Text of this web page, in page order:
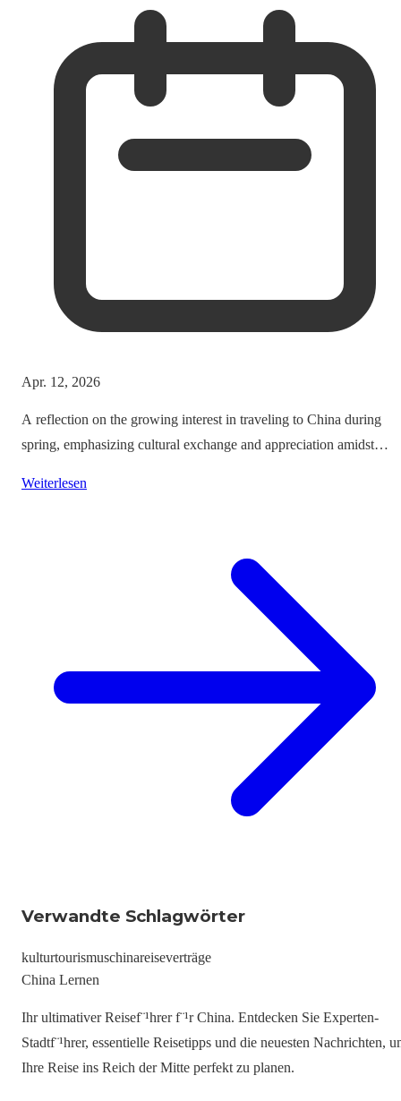
Apr. 12, 2026
A reflection on the growing interest in traveling to China during
spring, emphasizing cultural exchange and appreciation amidst
Weiterlesen
Verwandte Schlagwörter
kulturtourismuschinareiseverträge
China Lernen
Ihr ultimativer Reisef¨¹hrer f¨¹r China. Entdecken Sie Experten-
Stadtf¨¹hrer, essentielle Reisetipps und die neuesten Nachrichten,
Ihre Reise ins Reich der Mitte perfekt zu planen.